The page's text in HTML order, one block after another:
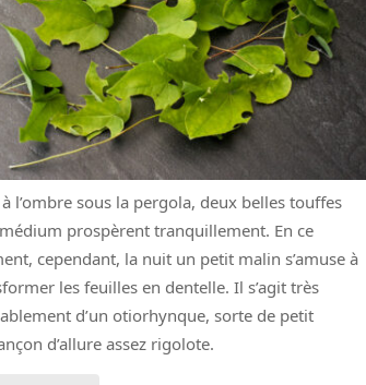
l’ombre sous la pergola, deux belles touffes
prospèrent tranquillement. En ce
cependant, la nuit un petit malin s’amuse à
les feuilles en dentelle. Il s’agit très
d’un otiorhynque, sorte de petit
d’allure assez rigolote.